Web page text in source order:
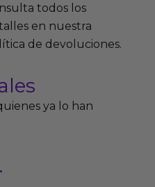
todos los
en nuestra
de devoluciones.
ya lo han